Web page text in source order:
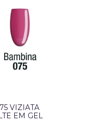
VIZIATA
EM GEL